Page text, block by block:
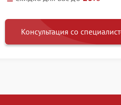
Консультация со